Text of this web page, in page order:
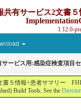
共有サービス2文
1.12.0-
ービス用:感染症検査項目
５情報+患者サマリー
Build Tools. See the